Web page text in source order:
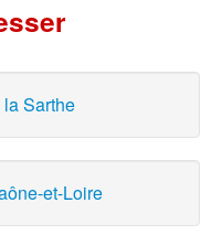
Sarthe
et-Loire